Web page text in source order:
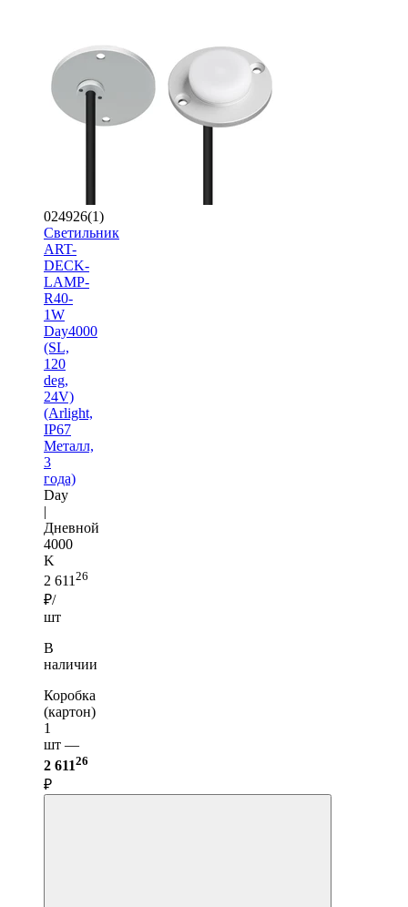
024926(1)
Светильник
ART-
DECK-
LAMP-
R40-
1W
Day4000
(SL,
120
deg,
24V)
(Arlight,
IP67
Металл,
3
года)
Day
|
Дневной
4000
K
2 611 26
₽/
шт
В
наличии
Коробка
(картон)
1
шт —
2 61126
₽